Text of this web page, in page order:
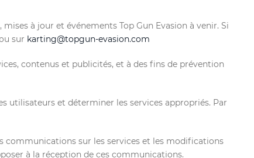
à jour et événements Top Gun Evasion à venir. Si
sur karting@topgun-evasion.com
contenus et publicités, et à des fins de prévention
utilisateurs et déterminer les services appropriés. Par
communications sur les services et les modifications
à la réception de ces communications.